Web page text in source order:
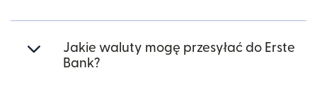
Jakie waluty mogę przesyłać do Erste
Bank?